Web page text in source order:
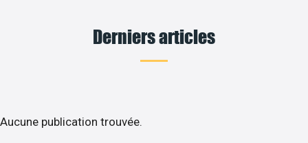
Derniers articles
Aucune publication trouvée.